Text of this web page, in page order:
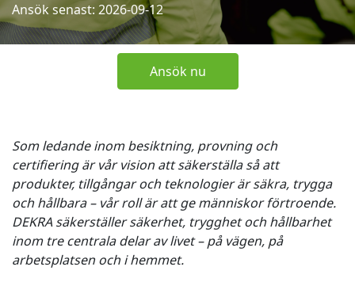
Ansök senast: 2026-09-12
Ansök nu
Som ledande inom besiktning, provning och
certifiering är vår vision att säkerställa så att
produkter, tillgångar och teknologier är säkra, trygga
och hållbara – vår roll är att ge människor förtroende.
DEKRA säkerställer säkerhet, trygghet och hållbarhet
inom tre centrala delar av livet – på vägen, på
arbetsplatsen och i hemmet.